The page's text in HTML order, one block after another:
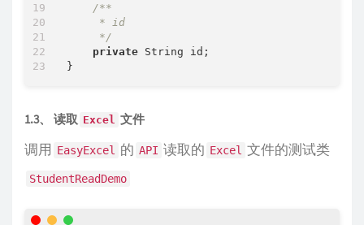
/**
     * id
     */
private String id;
1.3、 读取 Excel 文件
调用 EasyExcel 的 API 读取的 Excel 文件的测试类
StudentReadDemo